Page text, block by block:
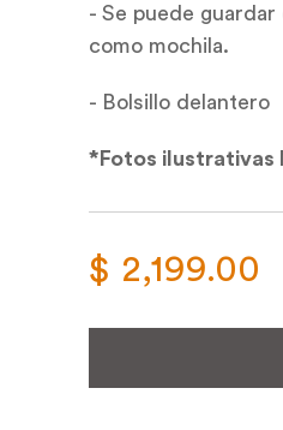
- Se puede
como mochila.
- Bolsillo delantero
*Fotos ilustrativas
$ 2,199.00